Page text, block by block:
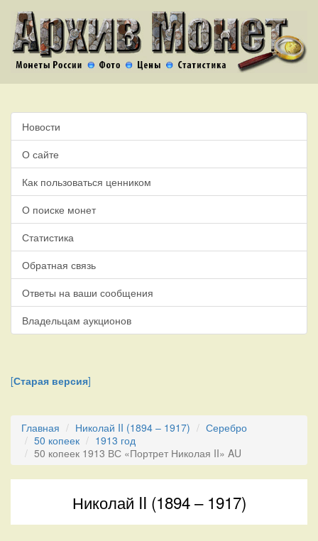
Новости
О сайте
Как пользоваться ценником
О поиске монет
Статистика
Обратная связь
Ответы на ваши сообщения
Владельцам аукционов
[Старая версия]
Главная Николай II (1894 – 1917)
Серебро
50 копеек
1913 год
50 копеек 1913 ВС «Портрет Николая II» AU
Николай II (1894 – 1917)